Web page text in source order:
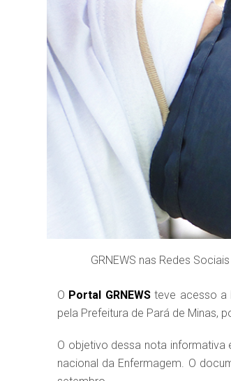
GRNEWS nas Redes Sociais
O Portal GRNEWSteve acesso a
pela Prefeitura de Pará de Minas,
O objetivo dessa nota
nacional da Enfermagem. O